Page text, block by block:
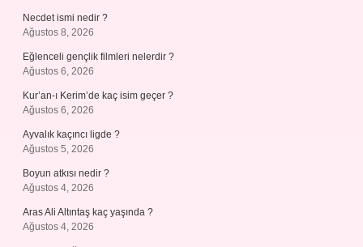
Necdet ismi nedir ?
Ağustos 8, 2026
Eğlenceli gençlik filmleri nelerdir ?
Ağustos 6, 2026
Kur’an-ı Kerim’de kaç isim geçer ?
Ağustos 6, 2026
Ayvalık kaçıncı ligde ?
Ağustos 5, 2026
Boyun atkısı nedir ?
Ağustos 4, 2026
Aras Ali Altıntaş kaç yaşında ?
Ağustos 4, 2026